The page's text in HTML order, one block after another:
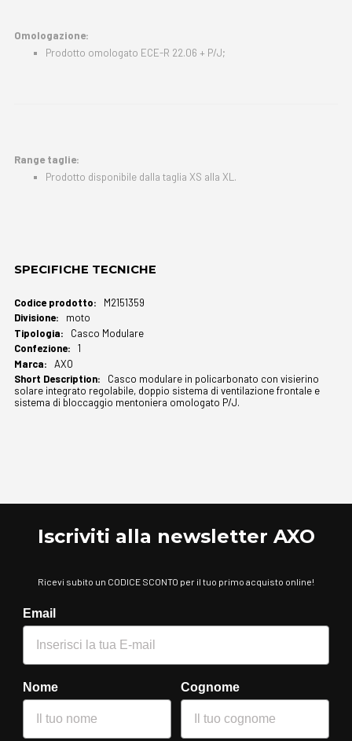
Omologazione:
Prodotto omologato ECE-R 22.06 + P/J;
Range taglie:
Prodotto disponibile dalla taglia XS alla XL.
SPECIFICHE TECNICHE
Maggiori
Informazioni
M2151359
moto
Casco Modulare
1
AXO
Casco modulare in policarbonato con visierino
solare integrato regolabile, doppio sistema di ventilazione frontale e
sistema di bloccaggio mentoniera omologato P/J.
Iscriviti alla newsletter AXO
Ricevi subito un CODICE SCONTO per il tuo primo acquisto online!
Email
Nome Cognome